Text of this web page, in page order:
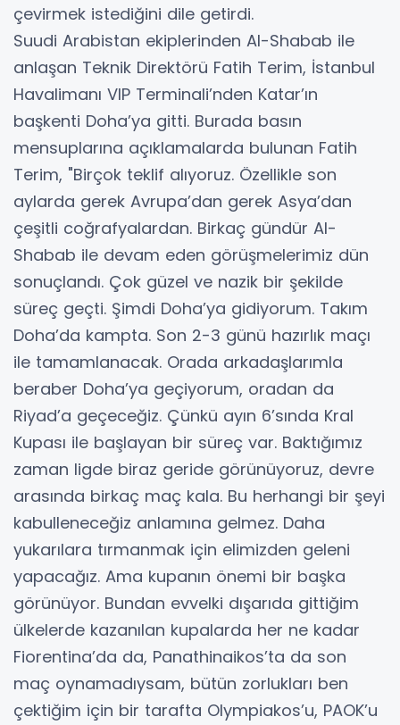
çevirmek istediğini dile getirdi.
Suudi Arabistan ekiplerinden Al-Shabab ile
anlaşan Teknik Direktörü Fatih Terim, İstanbul
Havalimanı VIP Terminali’nden Katar’ın
başkenti Doha’ya gitti. Burada basın
mensuplarına açıklamalarda bulunan Fatih
Terim, "Birçok teklif alıyoruz. Özellikle son
aylarda gerek Avrupa’dan gerek Asya’dan
çeşitli coğrafyalardan. Birkaç gündür Al-
Shabab ile devam eden görüşmelerimiz dün
sonuçlandı. Çok güzel ve nazik bir şekilde
süreç geçti. Şimdi Doha’ya gidiyorum. Takım
Doha’da kampta. Son 2-3 günü hazırlık maçı
ile tamamlanacak. Orada arkadaşlarımla
beraber Doha’ya geçiyorum, oradan da
Riyad’a geçeceğiz. Çünkü ayın 6’sında Kral
Kupası ile başlayan bir süreç var. Baktığımız
zaman ligde biraz geride görünüyoruz, devre
arasında birkaç maç kala. Bu herhangi bir şeyi
kabulleneceğiz anlamına gelmez. Daha
yukarılara tırmanmak için elimizden geleni
yapacağız. Ama kupanın önemi bir başka
görünüyor. Bundan evvelki dışarıda gittiğim
ülkelerde kazanılan kupalarda her ne kadar
Fiorentina’da da, Panathinaikos’ta da son
maç oynamadıysam, bütün zorlukları ben
çektiğim için bir tarafta Olympiakos’u, PAOK’u